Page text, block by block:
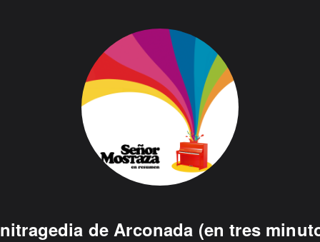
de Arconada (en tres